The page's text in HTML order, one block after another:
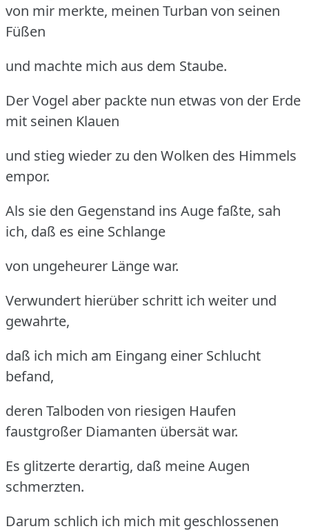
von mir merkte, meinen Turban von seinen
Füßen
und machte mich aus dem Staube.
Der Vogel aber packte nun etwas von der Erde
mit seinen Klauen
und stieg wieder zu den Wolken des Himmels
empor.
Als sie den Gegenstand ins Auge faßte, sah
ich, daß es eine Schlange
von ungeheurer Länge war.
Verwundert hierüber schritt ich weiter und
gewahrte,
daß ich mich am Eingang einer Schlucht
befand,
deren Talboden von riesigen Haufen
faustgroßer Diamanten übersät war.
Es glitzerte derartig, daß meine Augen
schmerzten.
Darum schlich ich mich mit geschlossenen